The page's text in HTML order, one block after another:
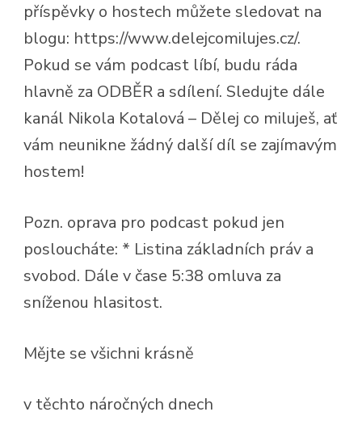
příspěvky o hostech můžete sledovat na
blogu: https://www.delejcomilujes.cz/.
Pokud se vám podcast líbí, budu ráda
hlavně za ODBĚR a sdílení. Sledujte dále
kanál Nikola Kotalová – Dělej co miluješ, ať
vám neunikne žádný další díl se zajímavým
hostem!
Pozn. oprava pro podcast pokud jen
posloucháte: * Listina základních práv a
svobod. Dále v čase 5:38 omluva za
sníženou hlasitost.
Mějte se všichni krásně
v těchto náročných dnech